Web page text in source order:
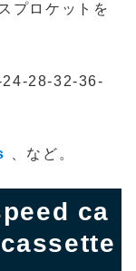
プロケットを
24-28-32-36-
、など。
ca